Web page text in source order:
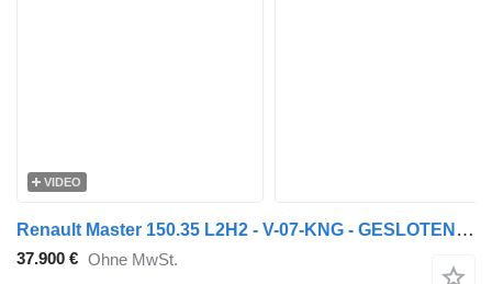
VIDEO
Renault Master 150.35 L2H2 - V-07-KNG - GESLOTEN - 2x ZIJSCHUIFDEUR - EU
37.900 € Ohne MwSt.